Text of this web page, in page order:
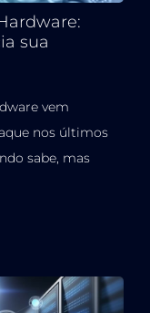
sua
vem
nos últimos
sabe, mas